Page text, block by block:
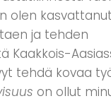
olen kasvattanut
ja tehden
Kaakkois-
tehdä kovaa
on ollut